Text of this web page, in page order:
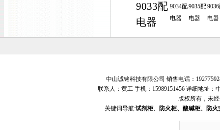
9033配
电器
9034配
电器
9035配
电器
电器
中山诚铭科技有限公司 销售电话：
联系人：黄工 手机：15989151456 详细地址
版权所有，未
关键词导航:试剂柜、防火柜、酸碱柜、防